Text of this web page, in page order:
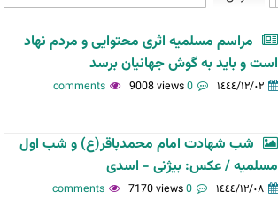
مراسم مسلمیه اثری محتوایی و مردم نهاد
است و باید به گوش جهانیان برسد
١٤٤٤/١٢/٠٢ 0 comments
9008 views
شب شهادت امام محمدباقر(ع) و شب اول
مسلمیه / عکس: بیژنی - اسدی
١٤٤٤/١٢/٠٨ 0 comments
7170 views